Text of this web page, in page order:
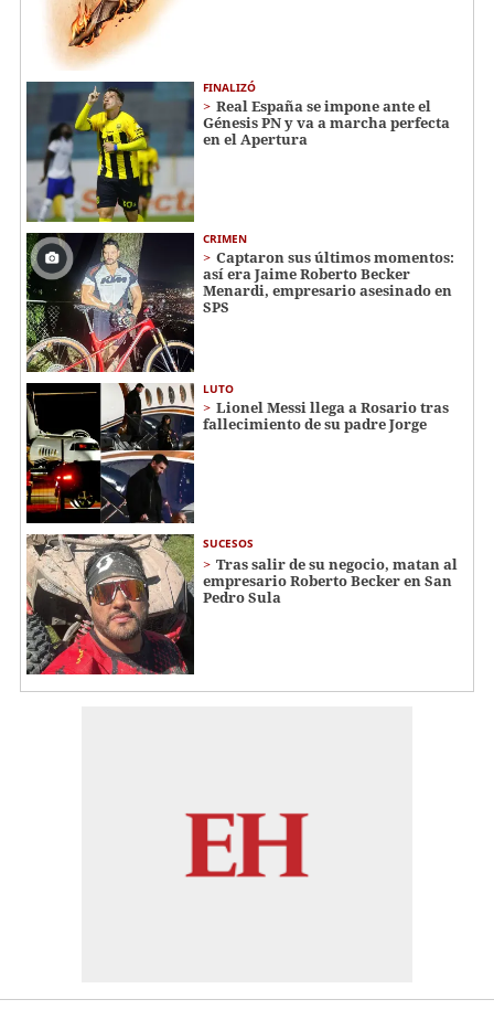
FINALIZÓ
Real España se impone ante el
Génesis PN y va a marcha perfecta
en el Apertura
CRIMEN
Captaron sus últimos momentos:
así era Jaime Roberto Becker
Menardi​​​, empresario asesinado en
SPS
LUTO
Lionel Messi llega a Rosario tras
fallecimiento de su padre Jorge
SUCESOS
Tras salir de su negocio, matan al
empresario Roberto Becker en San
Pedro Sula